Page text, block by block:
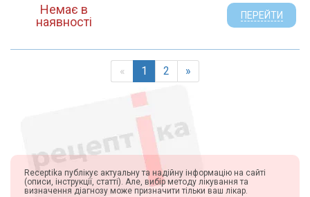
Немає в
наявності
ПЕРЕЙТИ
« 1 2 »
Receptika публікує актуальну та надійну інформацію на сайті
(описи, інструкції, статті). Але, вибір методу лікування та
визначення діагнозу може призначити тільки ваш лікар.